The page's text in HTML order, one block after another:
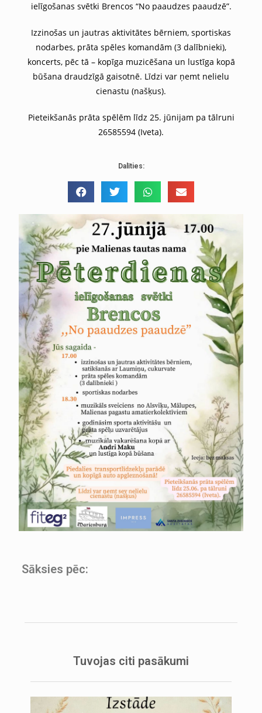
ielīgošanas svētki Brencos “No paaudzes paaudzē”.
Izzinošas un jautras aktivitātes bērniem, sportiskas
nodarbes, prāta spēles komandām (3 dalībnieki),
koncerts, pēc tā – kopīga muzicēšana un lustīga kopā
būšana draudzīgā gaisotnē. Līdzi var ņemt nelielu
cienastu (našķus).
Pieteikšanās prāta spēlēm līdz 25. jūnijam pa tālruni
26585594 (Iveta).
Dalīties:
Sāksies pēc:
Tuvojas citi pasākumi